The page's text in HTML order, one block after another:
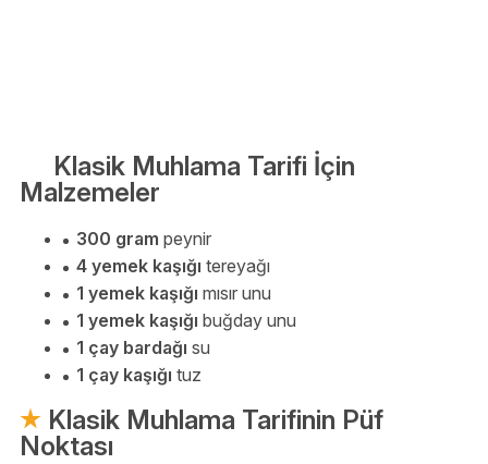
Klasik Muhlama Tarifi İçin
Malzemeler
300 gram peynir
4 yemek kaşığı tereyağı
1 yemek kaşığı mısır unu
1 yemek kaşığı buğday unu
1 çay bardağı su
1 çay kaşığı tuz
Klasik Muhlama Tarifinin Püf
Noktası